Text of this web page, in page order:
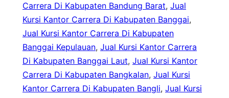
Carrera Di Kabupaten Bandung Barat, Jual
Kursi Kantor Carrera Di Kabupaten Banggai
Jual Kursi Kantor Carrera Di Kabupaten
Banggai Kepulauan, Jual Kursi Kantor Carrera
Di Kabupaten Banggai Laut, Jual Kursi Kantor
Carrera Di Kabupaten Bangkalan, Jual Kursi
Kantor Carrera Di Kabupaten Bangli, Jual Kursi